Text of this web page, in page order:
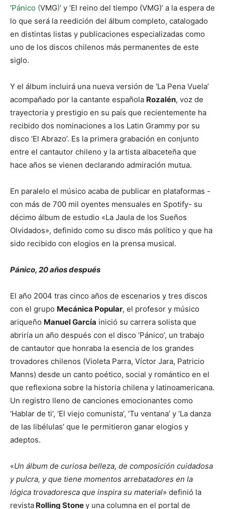
‘Pánico (VMG)’ y ‘El reino del tiempo (VMG)’ a la espera de
lo que será la reedición del álbum completo, catalogado
en distintas listas y publicaciones especializadas como
uno de los discos chilenos más permanentes de este
siglo.
Y el álbum incluirá una nueva versión de ‘La Pena Vuela’
acompañado por la cantante española Rozalén, voz de
trayectoria y prestigio en su país que recientemente ha
recibido dos nominaciones a los Latin Grammy por su
disco ‘El Abrazo’. Es la primera grabación en conjunto
entre el cantautor chileno y la artista albaceteña que
hace años se vienen declarando admiración mutua.
En paralelo el músico acaba de publicar en plataformas -
con más de 700 mil oyentes mensuales en Spotify- su
décimo álbum de estudio «La Jaula de los Sueños
Olvidados», definido como su disco más político y que ha
sido recibido con elogios en la prensa musical.
Pánico, 20 años después
El año 2004 tras cinco años de escenarios y tres discos
con el grupo Mecánica Popular, el profesor y músico
ariqueño Manuel García inició su carrera solista que
abriría un año después con el disco ‘Pánico’, un trabajo
de cantautor que honraba la esencia de los grandes
trovadores chilenos (Violeta Parra, Víctor Jara, Patricio
Manns) desde un canto poético, social y romántico en el
que reflexiona sobre la historia chilena y latinoamericana.
Un registro lleno de canciones emocionantes como
‘Hablar de ti’, ‘El viejo comunista’, ‘Tu ventana’ y ‘La danza
de las libélulas’ que le permitieron ganar elogios y
adeptos.
«Un álbum de curiosa belleza, de composición cuidadosa
y pulcra, y que tiene momentos arrebatadores en la
lógica trovadoresca que inspira su material» definió la
revista Rolling Stoney una columna en el portal de